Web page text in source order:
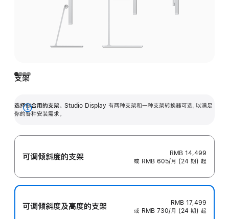
支架
选择你合用的支架。 Studio Display 有两种支架和一种支架转换器可选，以满足
你的各种安装需求。
展
可调倾斜度的支架
RMB 14,499
或 RMB 605/月 (24 期) 起
可调倾斜度及高‍度的支‍架
RMB 17,499
或 RMB 730/月 (24 期) 起